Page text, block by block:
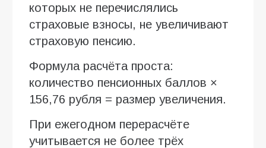
которых не перечислялись
страховые взносы, не увеличивают
страховую пенсию.
Формула расчёта проста:
количество пенсионных баллов ×
156,76 рубля = размер увеличения.
При ежегодном перерасчёте
учитывается не более трёх